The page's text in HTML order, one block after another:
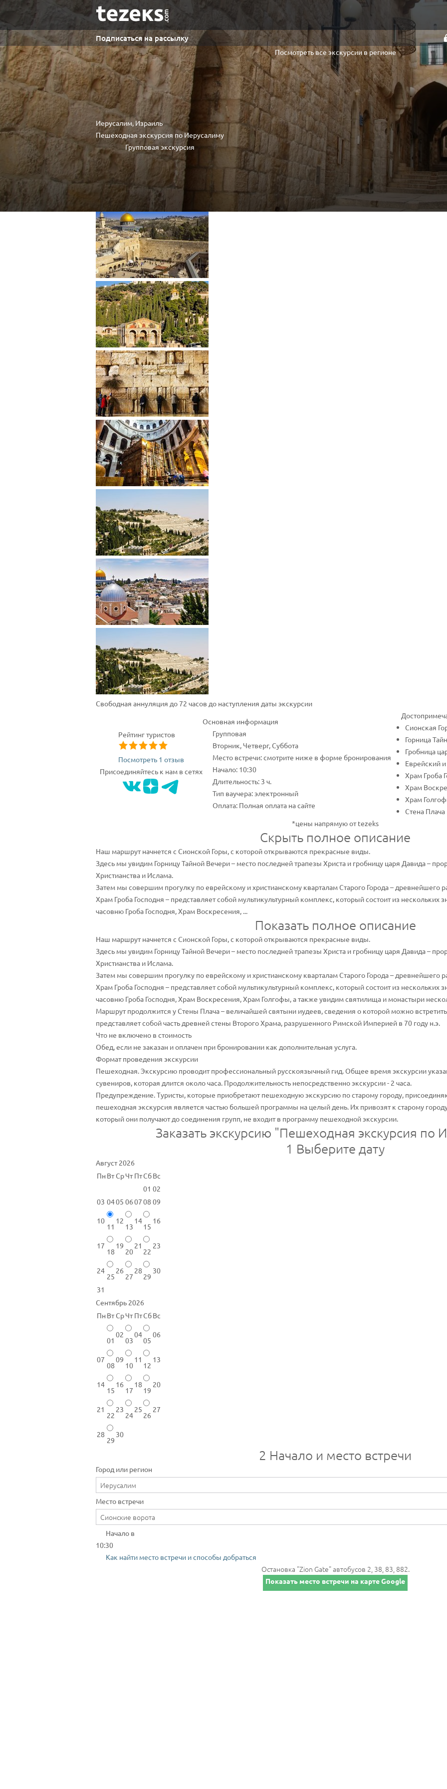
Подписаться на рассылку
Посмотреть все экскурсии в регионе
Иерусалим, Израиль
Пешеходная экскурсия по Иерусалиму
Групповая экскурсия
Свободная аннуляция до 72 часов до наступления даты экскурсии
Рейтинг туристов
Посмотреть 1 отзыв
Присоединяйтесь к нам в сетях
Основная информация
Групповая
Вторник, Четверг, Суббота
Место встречи: смотрите ниже в форме бронирования
Начало: 10:30
Длительность: 3 ч.
Тип ваучера: электронный
Оплата: Полная оплата на сайте
Сионская
Горница
Гробница
Еврейский и
Храм Гроба
Храм
Храм
Стена Плача
*цены напрямую от tezeks
Скрыть полное описание
Наш маршрут начнется с Сионской Горы, с которой открываются прекрасные виды.
Здесь мы увидим Горницу Тайной Вечери – место последней трапезы Христа и гробницу царя Давида –
Христианства и Ислама.
Затем мы совершим прогулку по еврейскому и христианскому кварталам Старого Города – древнейшего
Храм Гроба Господня – представляет собой мультикультурный комплекс, который состоит из
часовню Гроба Господня, Храм Воскресения, ...
Показать полное описание
Наш маршрут начнется с Сионской Горы, с которой открываются прекрасные виды.
Здесь мы увидим Горницу Тайной Вечери – место последней трапезы Христа и гробницу царя Давида –
Христианства и Ислама.
Затем мы совершим прогулку по еврейскому и христианскому кварталам Старого Города – древнейшего
Храм Гроба Господня – представляет собой мультикультурный комплекс, который состоит из
часовню Гроба Господня, Храм Воскресения, Храм Голгофы, а также увидим святилища и монастыри
Маршрут продолжится у Стены Плача – величайшей святыни иудеев, сведения о которой можно встретить
представляет собой часть древней стены Второго Храма, разрушенного Римской Империей в 70 году н.э.
Что не включено в стоимость
Обед, если не заказан и оплачен при бронировании как дополнительная услуга.
Формат проведения экскурсии
Пешеходная. Экскурсию проводит профессиональный русскоязычный гид. Общее время экскурсии
сувениров, которая длится около часа. Продолжительность непосредственно экскурсии - 2 часа.
Предупреждение. Туристы, которые приобретают пешеходную экскурсию по старому городу,
пешеходная экскурсия является частью большей программы на целый день. Их привозят к старому городу
который они получают до соединения групп, не входит в программу пешеходной экскурсии.
Заказать экскурсию "Пешеходная экскурсия по
1 Выберите дату
Август 2026
Пн ВтСрЧт ПтСбВс
01 02
03 0405 060708 09
10
11
12
13
14
15
16
17
18
19
20
21
22
23
24
25
26
27
28
29
30
31
Сентябрь 2026
Пн ВтСрЧт ПтСбВс
01
02
03
04
05
06
07
08
09
10
11
12
13
14
15
16
17
18
19
20
21
22
23
24
25
26
27
28
29
30
2 Начало и место встречи
Город или регион
Место встречи
Начало в
10:30
Как найти место встречи и способы добраться
Остановка "Zion Gate" автобусов 2, 38, 83, 882.
Показать место встречи на карте Google